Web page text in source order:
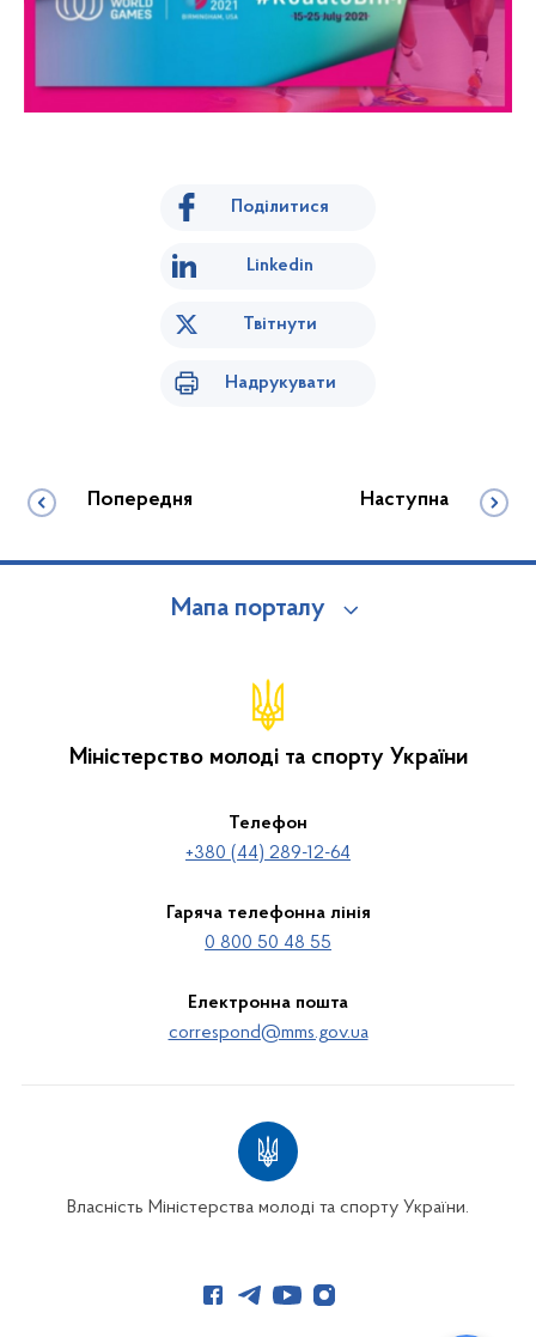
Поділитися
Linkedin
Твітнути
Надрукувати
Попередня Наступна
Мапа порталу
Міністерство молоді та спорту України
Телефон
+380 (44) 289-12-64
Гаряча телефонна лінія
0 800 50 48 55
Електронна пошта
correspond@mms.gov.ua
Власність Міністерства молоді та спорту України.